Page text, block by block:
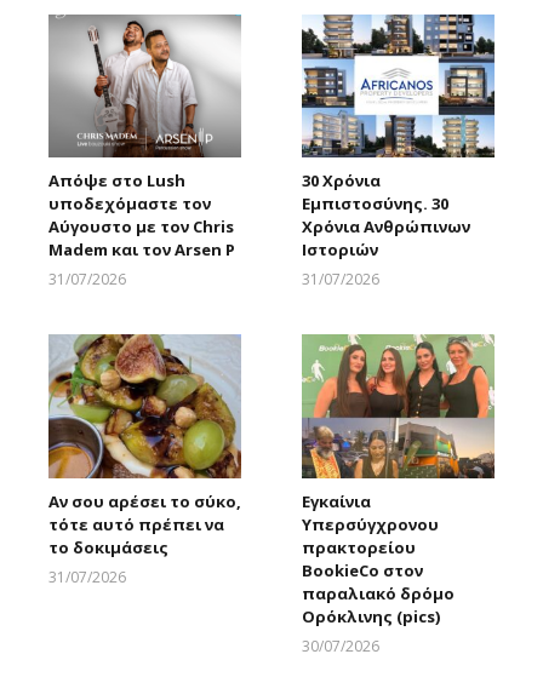
Απόψε στο Lush
υποδεχόμαστε τον
Αύγουστο με τον Chris
Madem και τον Arsen P
31/07/2026
30 Χρόνια
Εμπιστοσύνης. 30
Χρόνια Ανθρώπινων
Ιστοριών
31/07/2026
Αν σου αρέσει το σύκο,
τότε αυτό πρέπει να
το δοκιμάσεις
31/07/2026
Εγκαίνια
Υπερσύγχρονου
πρακτορείου
BookieCo στον
παραλιακό δρόμο
Ορόκλινης (pics)
30/07/2026